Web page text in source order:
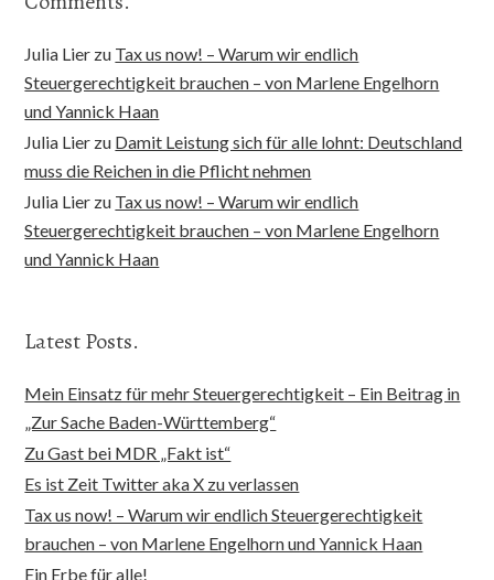
Julia Lier zu Tax us now! – Warum wir endlich
Steuergerechtigkeit brauchen – von Marlene Engelhorn
und Yannick Haan
Julia Lier zu Damit Leistung sich für alle lohnt: Deutschland
muss die Reichen in die Pflicht nehmen
Julia Lier zu Tax us now! – Warum wir endlich
Steuergerechtigkeit brauchen – von Marlene Engelhorn
und Yannick Haan
Latest Posts.
Mein Einsatz für mehr Steuergerechtigkeit – Ein Beitrag in
„Zur Sache Baden-Württemberg“
Zu Gast bei MDR „Fakt ist“
Es ist Zeit Twitter aka X zu verlassen
Tax us now! – Warum wir endlich Steuergerechtigkeit
brauchen – von Marlene Engelhorn und Yannick Haan
Ein Erbe für alle!